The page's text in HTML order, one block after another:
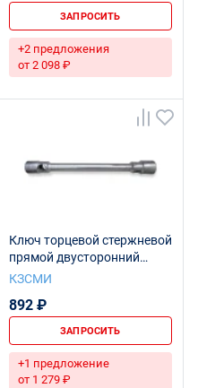
ЗАПРОСИТЬ
+2 предложения
от 2 098 ₽
Ключ торцевой стержневой
прямой двусторонний
27х32 L420 Ц15хр.бцв.
КЗСМИ
892 ₽
ЗАПРОСИТЬ
+1 предложение
от 1 279 ₽